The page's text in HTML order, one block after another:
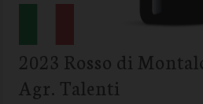
2023 Rosso di
Agr. Talenti